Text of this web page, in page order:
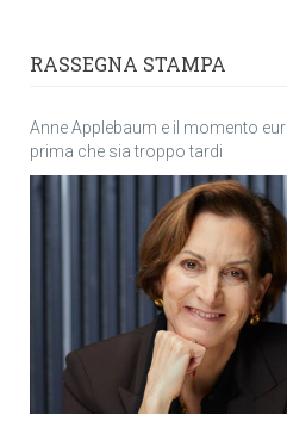
RASSEGNA STAMPA
Anne Applebaum e il momento
prima che sia troppo tardi